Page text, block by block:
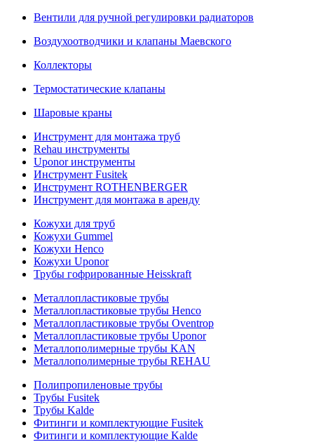
Вентили для ручной регулировки радиаторов
Воздухоотводчики и клапаны Маевского
Коллекторы
Термостатические клапаны
Шаровые краны
Инструмент для монтажа труб
Rehau инструменты
Uponor инструменты
Инструмент Fusitek
Инструмент ROTHENBERGER
Инструмент для монтажа в аренду
Кожухи для труб
Кожухи Gummel
Кожухи Henco
Кожухи Uponor
Трубы гофрированные Heisskraft
Металлопластиковые трубы
Металлопластиковые трубы Henco
Металлопластиковые трубы Oventrop
Металлопластиковые трубы Uponor
Металлополимерные трубы KAN
Металлополимерные трубы REHAU
Полипропиленовые трубы
Трубы Fusitek
Трубы Kalde
Фитинги и комплектующие Fusitek
Фитинги и комплектующие Kalde